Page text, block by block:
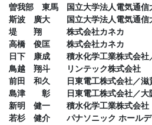
曽我部 東馬 国立大学法人電気通信
斯波 廣大 国立大学法人電気通信
堤 翔 株式会社カネカ
高橋 俊匡 株式会社カネカ
日下 康成 積水化学工業株式会社
鳥越 翔斗 リンテック株式会社
前田 和久 日東電工株式会社／滋
島津 彰 日東電工株式会社／大
新明 健一 積水化学工業株式会社
若杉 健介 パナソニック ホールデ